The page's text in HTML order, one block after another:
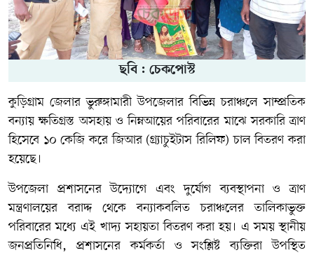
ছবি : চেকপোস্ট
কুড়িগ্রাম জেলার ভুরুঙ্গামারী উপজেলার বিভিন্ন চরাঞ্চলে সাম্প্রতিক
বন্যায় ক্ষতিগ্রস্ত অসহায় ও নিম্নআয়ের পরিবারের মাঝে সরকারি ত্রাণ
হিসেবে ১০ কেজি করে জিআর (গ্র্যাচুইটাস রিলিফ) চাল বিতরণ করা
হয়েছে।
উপজেলা প্রশাসনের উদ্যোগে এবং দুর্যোগ ব্যবস্থাপনা ও ত্রাণ
মন্ত্রণালয়ের বরাদ্দ থেকে বন্যাকবলিত চরাঞ্চলের তালিকাভুক্ত
পরিবারের মধ্যে এই খাদ্য সহায়তা বিতরণ করা হয়। এ সময় স্থানীয়
জনপ্রতিনিধি, প্রশাসনের কর্মকর্তা ও সংশ্লিষ্ট ব্যক্তিরা উপস্থিত